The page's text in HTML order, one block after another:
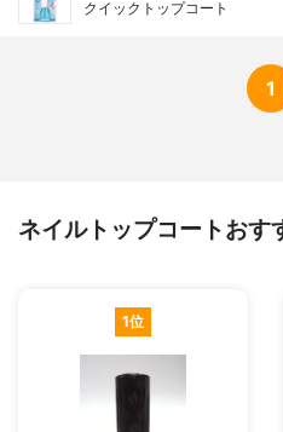
クイックトップコート
1
ネイルトップコートおす
1位